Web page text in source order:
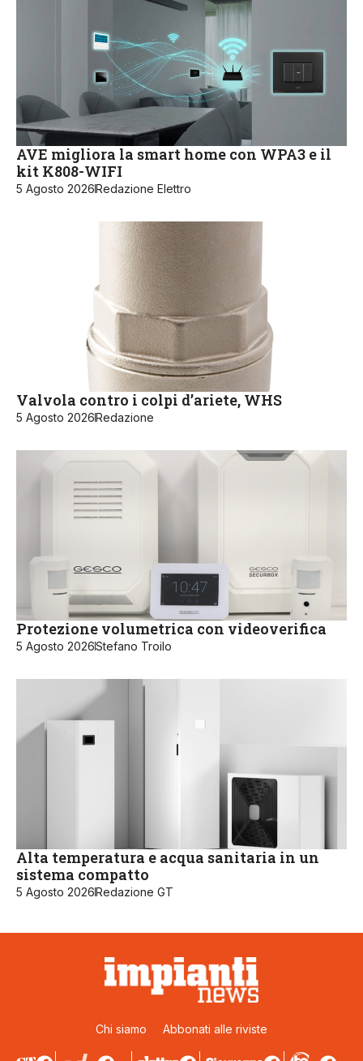
AVE migliora la smart home con WPA3 e il
kit K808-WIFI
5 Agosto 2026Redazione Elettro
Valvola contro i colpi d’ariete, WHS
5 Agosto 2026Redazione
Protezione volumetrica con videoverifica
5 Agosto 2026Stefano Troilo
Alta temperatura e acqua sanitaria in un
sistema compatto
5 Agosto 2026Redazione GT
Chi siamo Abbonati alle riviste